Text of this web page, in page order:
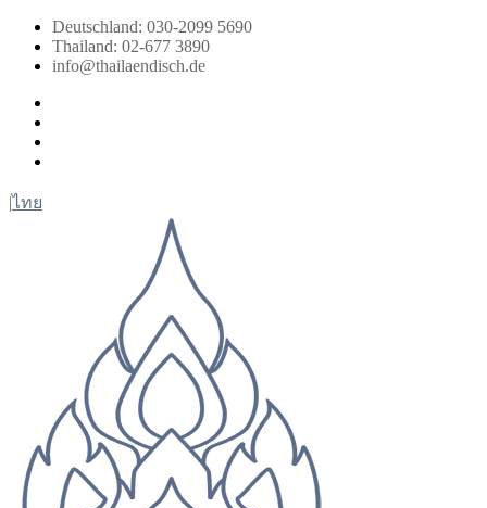
Zum
Inhalt
springen
Deutschland: 030-2099 5690
Thailand: 02-677 3890
info@thailaendisch.de
|ไทย